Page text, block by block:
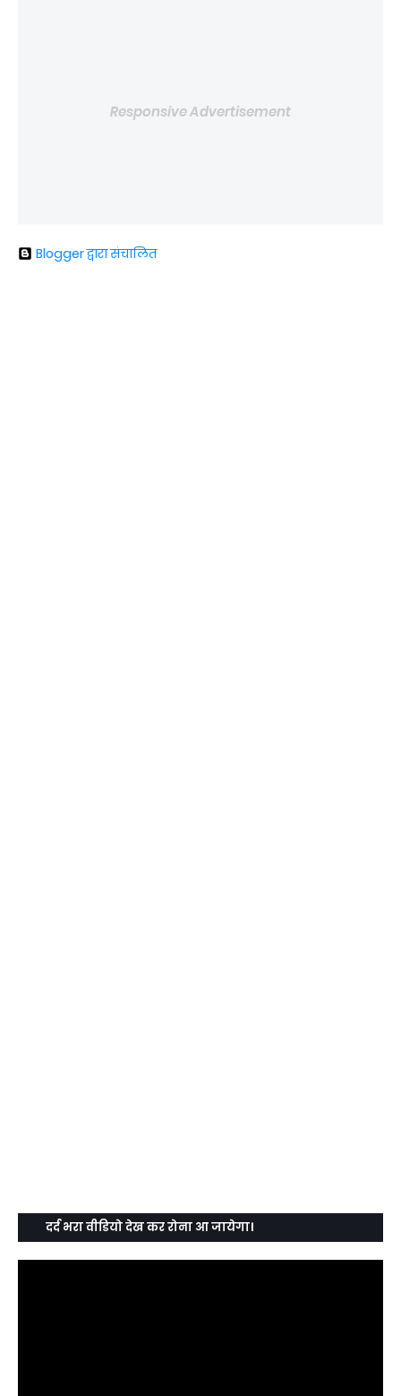
Responsive Advertisement
Blogger द्वारा संचालित
दर्द भरा वीडियो देख कर रोना आ जायेगा।